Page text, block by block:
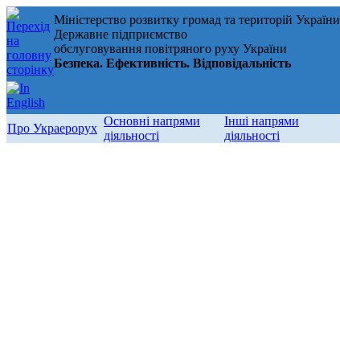
Міністерство розвитку громад та територій України
Державне підприємство
обслуговування повітряного руху України
Безпека. Ефективність. Відповідальність
Про Украерорух
Основні напрями
діяльності
Інші напрями
діяльності